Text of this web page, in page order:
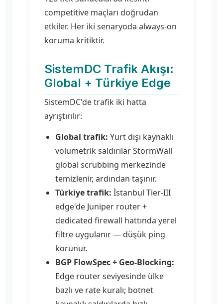
competitive maçları doğrudan
etkiler. Her iki senaryoda always-on
koruma kritiktir.
SistemDC Trafik Akışı:
Global + Türkiye Edge
SistemDC'de trafik iki hatta
ayrıştırılır:
Global trafik: Yurt dışı kaynaklı
volumetrik saldırılar StormWall
global scrubbing merkezinde
temizlenir, ardından taşınır.
Türkiye trafik: İstanbul Tier-III
edge'de Juniper router +
dedicated firewall hattında yerel
filtre uygulanır — düşük ping
korunur.
BGP FlowSpec + Geo-Blocking:
Edge router seviyesinde ülke
bazlı ve rate kuralı; botnet